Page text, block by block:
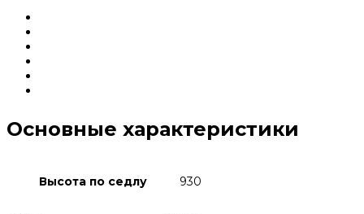
Основные характеристики
Высота по седлу 930